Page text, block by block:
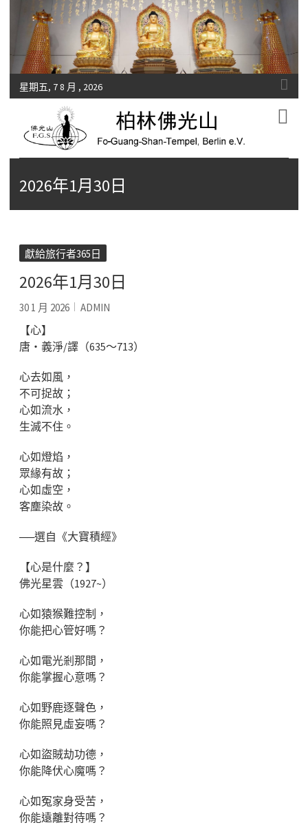
星期五, 7 8 月 , 2026
Fo-Guang-Shan-Tempel, Berlin e.V.
2026年1月30日
獻給旅行者365日
2026年1月30日
30 1 月 2026 ADMIN
【心】
唐‧義淨/譯（635～713）
心去如風，
不可捉故；
心如流水，
生滅不住。
心如燈焰，
眾緣有故；
心如虛空，
客塵染故。
──選自《大寶積經》
【心是什麼？】
佛光星雲（1927~）
心如猿猴難控制，
你能把心管好嗎？
心如電光剎那間，
你能掌握心意嗎？
心如野鹿逐聲色，
你能照見虛妄嗎？
心如盜賊劫功德，
你能降伏心魔嗎？
心如冤家身受苦，
你能遠離對待嗎？